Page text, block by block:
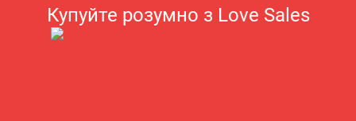
Купуйте розумно з Love Sales